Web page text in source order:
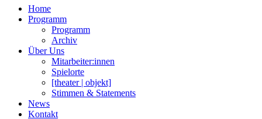
Home
Programm
Programm
Archiv
Über Uns
Mitarbeiter:innen
Spielorte
[theater | objekt]
Stimmen & Statements
News
Kontakt